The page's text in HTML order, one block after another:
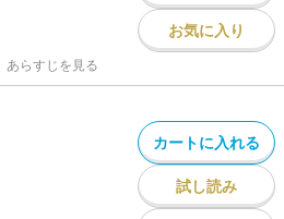
お気に入り
あらすじを見る
カートに入れる
試し読み